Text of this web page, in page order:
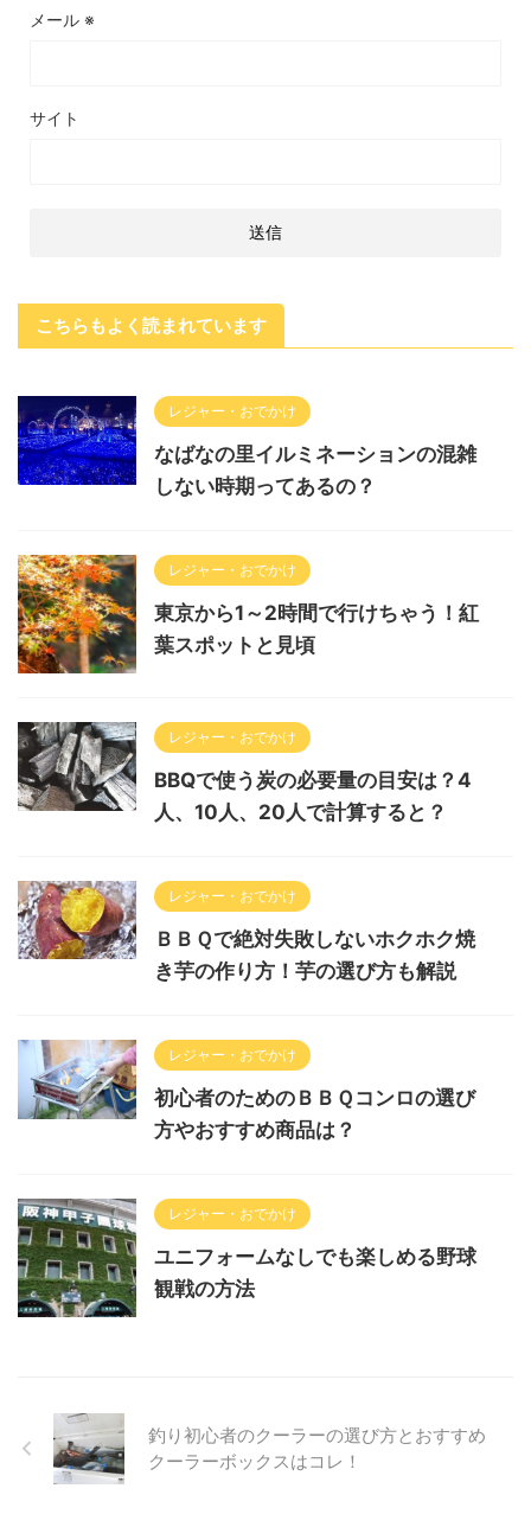
メール ※
サイト
こちらもよく読まれています
レジャー・おでかけ
なばなの里イルミネーションの混雑
しない時期ってあるの？
レジャー・おでかけ
東京から1～2時間で行けちゃう！紅
葉スポットと見頃
レジャー・おでかけ
BBQで使う炭の必要量の目安は？4
人、10人、20人で計算すると？
レジャー・おでかけ
ＢＢＱで絶対失敗しないホクホク焼
き芋の作り方！芋の選び方も解説
レジャー・おでかけ
初心者のためのＢＢＱコンロの選び
方やおすすめ商品は？
レジャー・おでかけ
ユニフォームなしでも楽しめる野球
観戦の方法
釣り初心者のクーラーの選び方とおすすめ
クーラーボックスはコレ！